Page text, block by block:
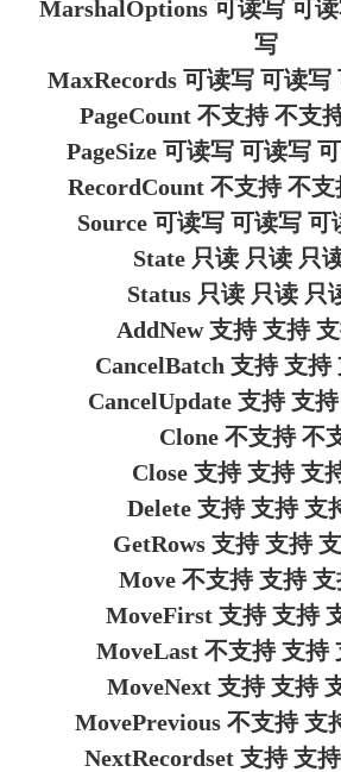
MarshalOptions 可读写 可
写
MaxRecords 可读写 可读写
PageCount 不支持 不支
PageSize 可读写 可读写
RecordCount 不支持 不
Source 可读写 可读写 可
State 只读 只读 只
Status 只读 只读 只
AddNew 支持 支持
CancelBatch 支持 支持
CancelUpdate 支持 支
Clone 不支持 不
Close 支持 支持 支
Delete 支持 支持 支
GetRows 支持 支持
Move 不支持 支持
MoveFirst 支持 支持
MoveLast 不支持 支持
MoveNext 支持 支持
MovePrevious 不支持 支
NextRecordset 支持 支